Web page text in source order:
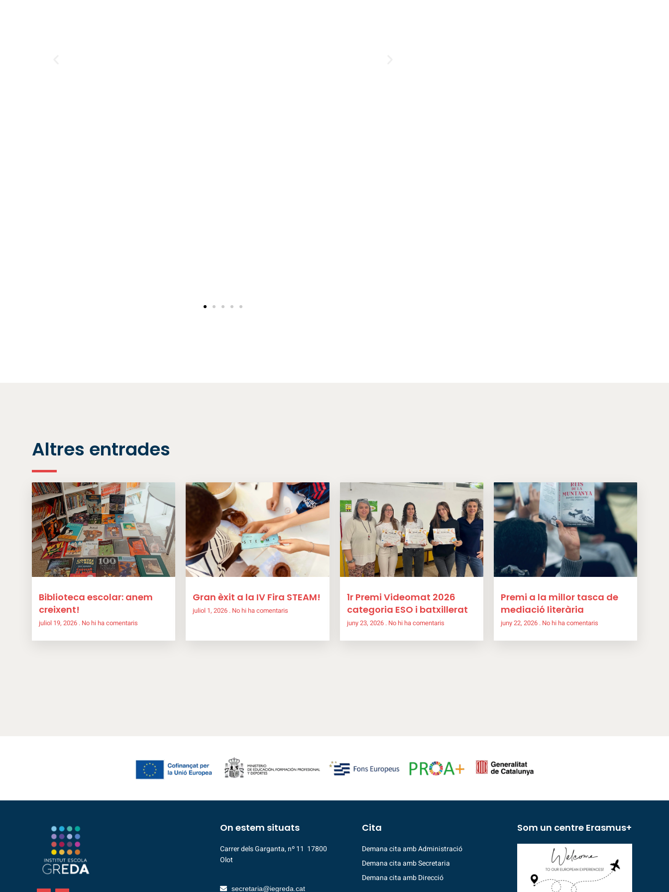
Altres entrades
Biblioteca escolar: anem
creixent!
juliol 19, 2026 No hi ha comentaris
Gran èxit a la IV Fira STEAM!
juliol 1, 2026 No hi ha comentaris
1r Premi Videomat 2026
categoria ESO i batxillerat
juny 23, 2026 No hi ha comentaris
Premi a la millor tasca de
mediació literària
juny 22, 2026 No hi ha comentaris
On estem situats
Carrer dels Garganta, nº 11 17800
Olot
secretaria@iegreda.cat
Cita
Demana cita amb Administració
Demana cita amb Secretaria
Demana cita amb Direcció
Som un centre Erasmus+